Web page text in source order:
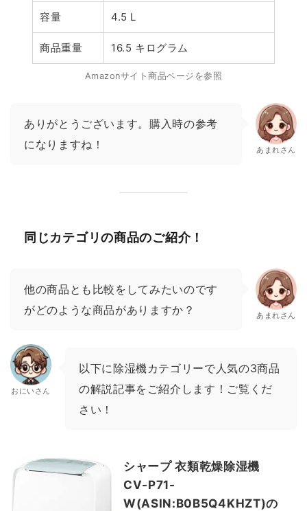
容量 4.5 L
商品重量 16.5 キログラム
Amazonサイト商品ページを参照
ありがとうございます。購入時の参考
になりますね！
あまれさん
同じカテゴリの商品のご紹介！
他の商品とも比較をしてみたいのです
がどのような商品がありますか？
あまれさん
おにいさん
以下に除湿機カテゴリーで人気の3商品
の解説記事をご紹介します！ご覧くだ
さい！
シャープ 衣類乾燥除湿機
CV-P71-
W(ASIN:B0B5Q4KHZT)の